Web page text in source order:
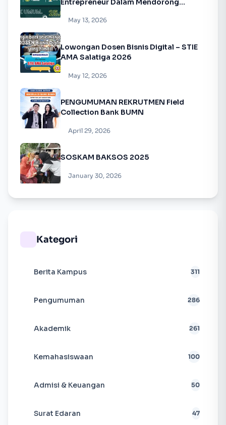
Entrepreneur Dalam Mendorong
May 13, 2026
Lowongan Dosen Bisnis Digital – STIE
AMA Salatiga 2026
May 12, 2026
PENGUMUMAN REKRUTMEN Field
Collection Bank BUMN
April 29, 2026
SOSKAM BAKSOS 2025
January 30, 2026
Kategori
Berita Kampus 311
Pengumuman 286
Akademik 261
Kemahasiswaan 100
Admisi & Keuangan 50
Surat Edaran 47